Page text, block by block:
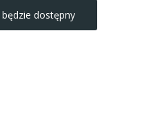
dostępny